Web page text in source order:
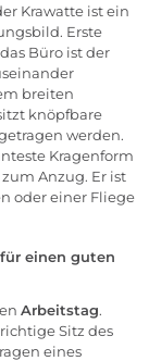
Krawatte ist ein
Erste
Büro ist der
breiten
knöpfbare
werden.
Kragenform
Anzug. Er ist
oder einer Fliege
einen guten
Arbeitstag.
Sitz des
eines